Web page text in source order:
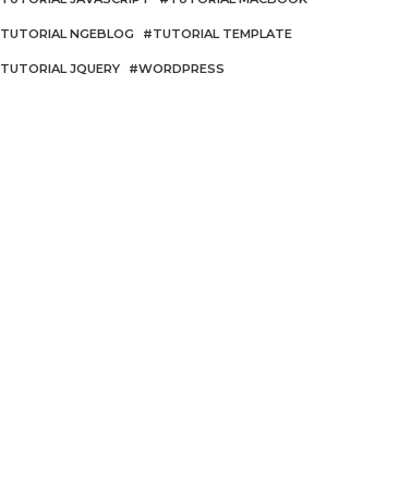
TUTORIAL NGEBLOG TUTORIAL TEMPLATE
TUTORIAL JQUERY WORDPRESS